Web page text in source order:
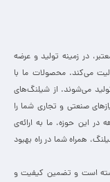
در زمینه تولید و عرضه
می‌کند. محصولات ما با
تولید می‌شوند. از شیلنگ‌های
صنعتی و تجاری شما را
این حوزه، ما به ارائه‌ی
همراه شما در راه بهبود
است و تضمین کیفیت و